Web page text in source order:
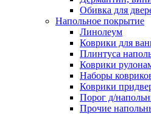
Обивка для
Напольное покрытие
Линолеум
Коврики для
Плинтуса
Коврики
Наборы
Коврики
Порог д/
Прочие